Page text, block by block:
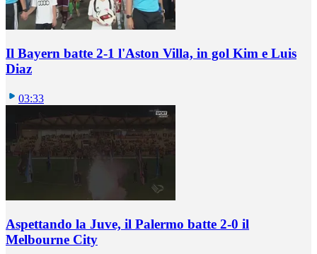
Il Bayern batte 2-1 l'Aston Villa, in gol Kim e Luis
Diaz
03:33
Aspettando la Juve, il Palermo batte 2-0 il
Melbourne City